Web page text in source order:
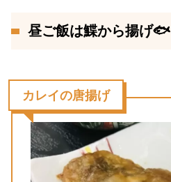
昼ご飯は鰈から揚げ🐟
カレイの唐揚げ